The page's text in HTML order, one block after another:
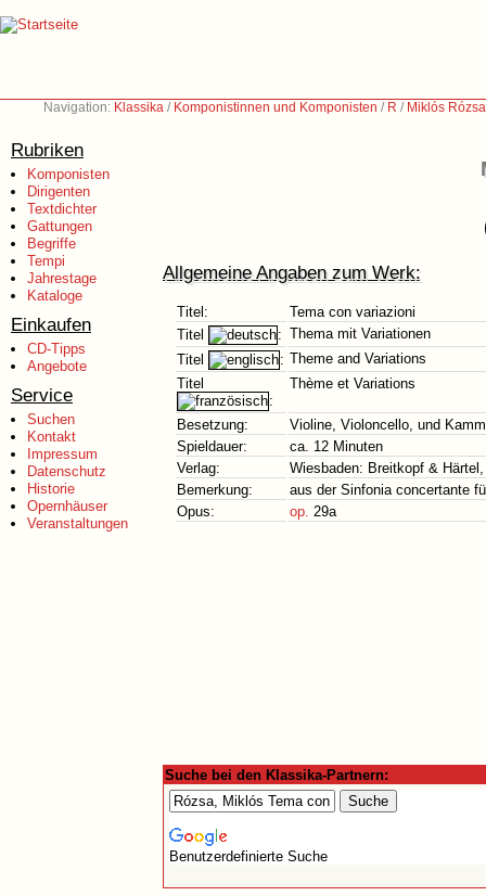
Navigation: Klassika / Komponistinnen und Komponisten / R / Miklós
Rubriken
Komponisten
Dirigenten
Textdichter
Gattungen
Begriffe
Tempi
Jahrestage
Kataloge
Einkaufen
CD-Tipps
Angebote
Service
Suchen
Kontakt
Impressum
Datenschutz
Historie
Opernhäuser
Veranstaltungen
Allgemeine Angaben zum Werk:
Titel:
Tema con variazioni
Titel
: Thema mit Variationen
Titel
: Theme and Variations
Titel
:
Thème et Variations
Besetzung:
Violine, Violoncello, und
Spieldauer:
ca. 12 Minuten
Verlag:
Wiesbaden: Breitkopf &
Bemerkung:
aus der Sinfonia concertante
Opus:
op. 29a
Suche bei den Klassika-Partnern:
Benutzerdefinierte Suche